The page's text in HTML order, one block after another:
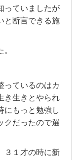
っていましたが
と断言できる施
っているのはカ
き生きとやられ
にもっと勉強し
クだったので選
３１才の時に新